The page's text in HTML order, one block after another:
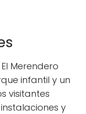
Merendero
infantil y un
visitantes
y